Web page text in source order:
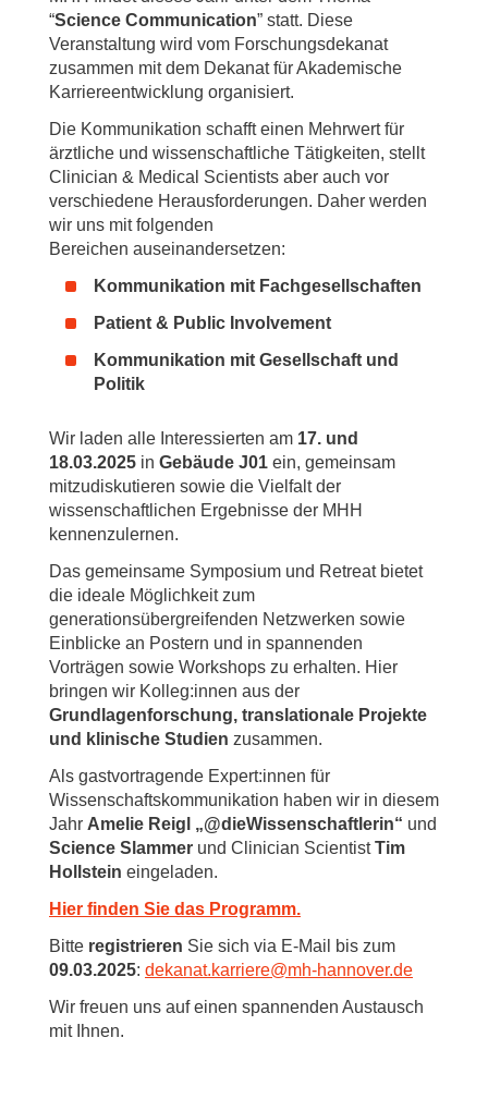
“Science Communication” statt. Diese
Veranstaltung wird vom Forschungsdekanat
zusammen mit dem Dekanat für Akademische
Karriereentwicklung organisiert.
Die Kommunikation schafft einen Mehrwert für
ärztliche und wissenschaftliche Tätigkeiten, stellt
Clinician & Medical Scientists aber auch vor
verschiedene Herausforderungen. Daher werden
wir uns mit folgenden
Bereichen auseinandersetzen:
Kommunikation mit Fachgesellschaften
Patient & Public Involvement
Kommunikation mit Gesellschaft und
Politik
Wir laden alle Interessierten am 17. und
18.03.2025 in Gebäude J01 ein, gemeinsam
mitzudiskutieren sowie die Vielfalt der
wissenschaftlichen Ergebnisse der MHH
kennenzulernen.
Das gemeinsame Symposium und Retreat bietet
die ideale Möglichkeit zum
generationsübergreifenden Netzwerken sowie
Einblicke an Postern und in spannenden
Vorträgen sowie Workshops zu erhalten. Hier
bringen wir Kolleg:innen aus der
Grundlagenforschung, translationale Projekte
und klinische Studien zusammen.
Als gastvortragende Expert:innen für
Wissenschaftskommunikation haben wir in diesem
Jahr Amelie Reigl „@dieWissenschaftlerin“ und
Science Slammer und Clinician ScientistTim
Hollstein eingeladen.
Hier finden Sie das Programm.
Bitte registrieren Sie sich via E-Mail bis zum
09.03.2025: dekanat.karriere@mh-hannover.de
Wir freuen uns auf einen spannenden Austausch
mit Ihnen.